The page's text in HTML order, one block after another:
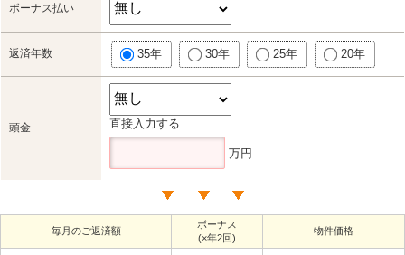
ボーナス払い
返済年数 35年 30年 25年 20年
頭金 直接入力する
万円
毎月のご返済額
ボーナス
(×年2回)
物件価格